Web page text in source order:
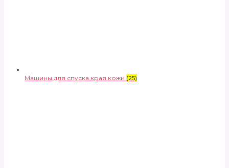
Машины для спуска края кожи (25)